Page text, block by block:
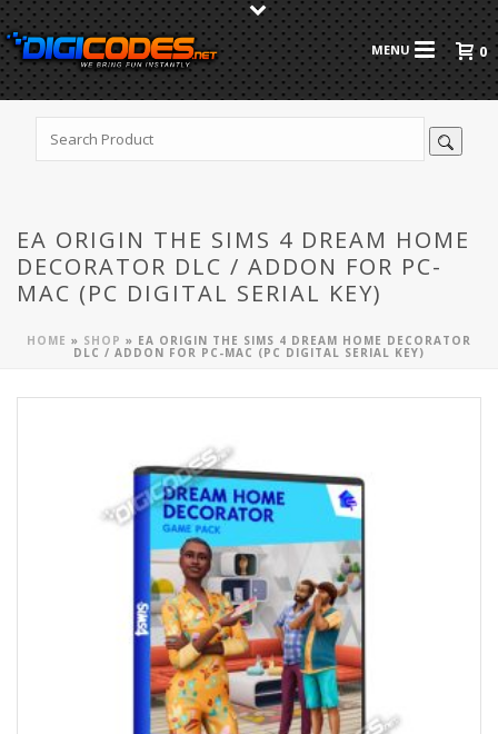
0
EA ORIGIN THE SIMS 4 DREAM HOME
DECORATOR DLC / ADDON FOR PC-
MAC (PC DIGITAL SERIAL KEY)
HOME » SHOP » EA ORIGIN THE SIMS 4 DREAM HOME DECORATOR
DLC / ADDON FOR PC-MAC (PC DIGITAL SERIAL KEY)